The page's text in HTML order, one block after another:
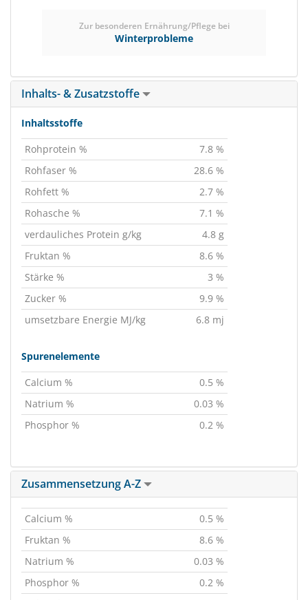
Zur besonderen Ernährung/Pflege bei
Winterprobleme
Inhalts- & Zusatzstoffe
Inhaltsstoffe
Rohprotein %
7.8 %
Rohfaser %
28.6 %
Rohfett %
2.7 %
Rohasche %
7.1 %
verdauliches Protein g/kg
4.8 g
Fruktan %
8.6 %
Stärke %
3 %
Zucker %
9.9 %
umsetzbare Energie MJ/kg
6.8 mj
Spurenelemente
Calcium %
0.5 %
Natrium %
0.03 %
Phosphor %
0.2 %
Zusammensetzung A-Z
Calcium %
0.5 %
Fruktan %
8.6 %
Natrium %
0.03 %
Phosphor %
0.2 %